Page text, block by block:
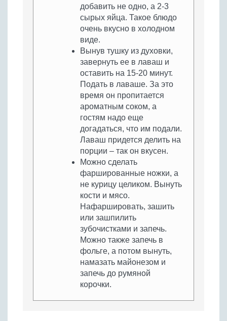
добавить не одно, а 2-3
сырых яйца. Такое блюдо
очень вкусно в холодном
виде.
Вынув тушку из духовки,
завернуть ее в лаваш и
оставить на 15-20 минут.
Подать в лаваше. За это
время он пропитается
ароматным соком, а
гостям надо еще
догадаться, что им подали.
Лаваш придется делить на
порции – так он вкусен.
Можно сделать
фаршированные ножки, а
не курицу целиком. Вынуть
кости и мясо.
Нафаршировать, зашить
или зашпилить
зубочистками и запечь.
Можно также запечь в
фольге, а потом вынуть,
намазать майонезом и
запечь до румяной
корочки.